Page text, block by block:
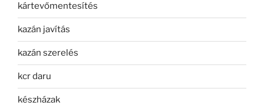
kártevőmentesítés
kazán javítás
kazán szerelés
kcr daru
készházak